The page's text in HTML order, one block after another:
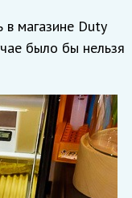
в магазине Duty
было бы нельзя